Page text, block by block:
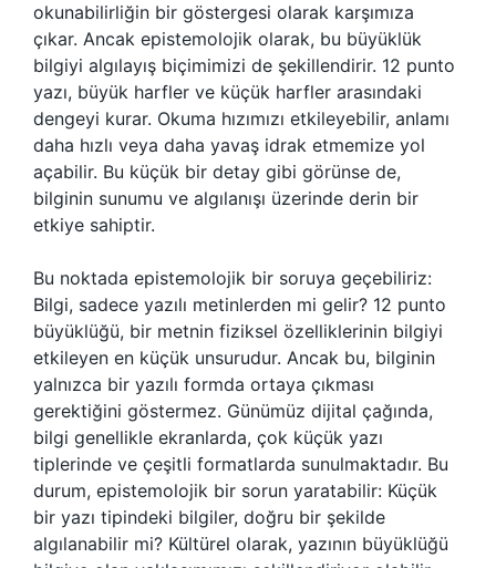
okunabilirliğin bir göstergesi olarak karşımıza
çıkar. Ancak epistemolojik olarak, bu büyüklük
bilgiyi algılayış biçimimizi de şekillendirir. 12 punto
yazı, büyük harfler ve küçük harfler arasındaki
dengeyi kurar. Okuma hızımızı etkileyebilir, anlamı
daha hızlı veya daha yavaş idrak etmemize yol
açabilir. Bu küçük bir detay gibi görünse de,
bilginin sunumu ve algılanışı üzerinde derin bir
etkiye sahiptir.
Bu noktada epistemolojik bir soruya geçebiliriz:
Bilgi, sadece yazılı metinlerden mi gelir? 12 punto
büyüklüğü, bir metnin fiziksel özelliklerinin bilgiyi
etkileyen en küçük unsurudur. Ancak bu, bilginin
yalnızca bir yazılı formda ortaya çıkması
gerektiğini göstermez. Günümüz dijital çağında,
bilgi genellikle ekranlarda, çok küçük yazı
tiplerinde ve çeşitli formatlarda sunulmaktadır. Bu
durum, epistemolojik bir sorun yaratabilir: Küçük
bir yazı tipindeki bilgiler, doğru bir şekilde
algılanabilir mi? Kültürel olarak, yazının büyüklüğü